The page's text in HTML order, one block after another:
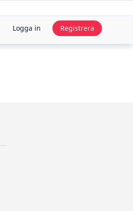
Logga in Registrera